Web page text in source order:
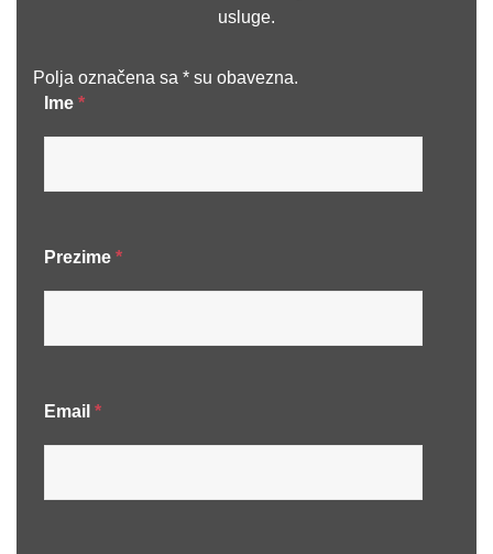
usluge.
Polja označena sa * su obavezna.
Ime *
Prezime *
Email *